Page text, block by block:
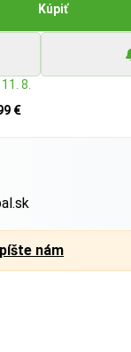
Kúpiť
8.
€
nám